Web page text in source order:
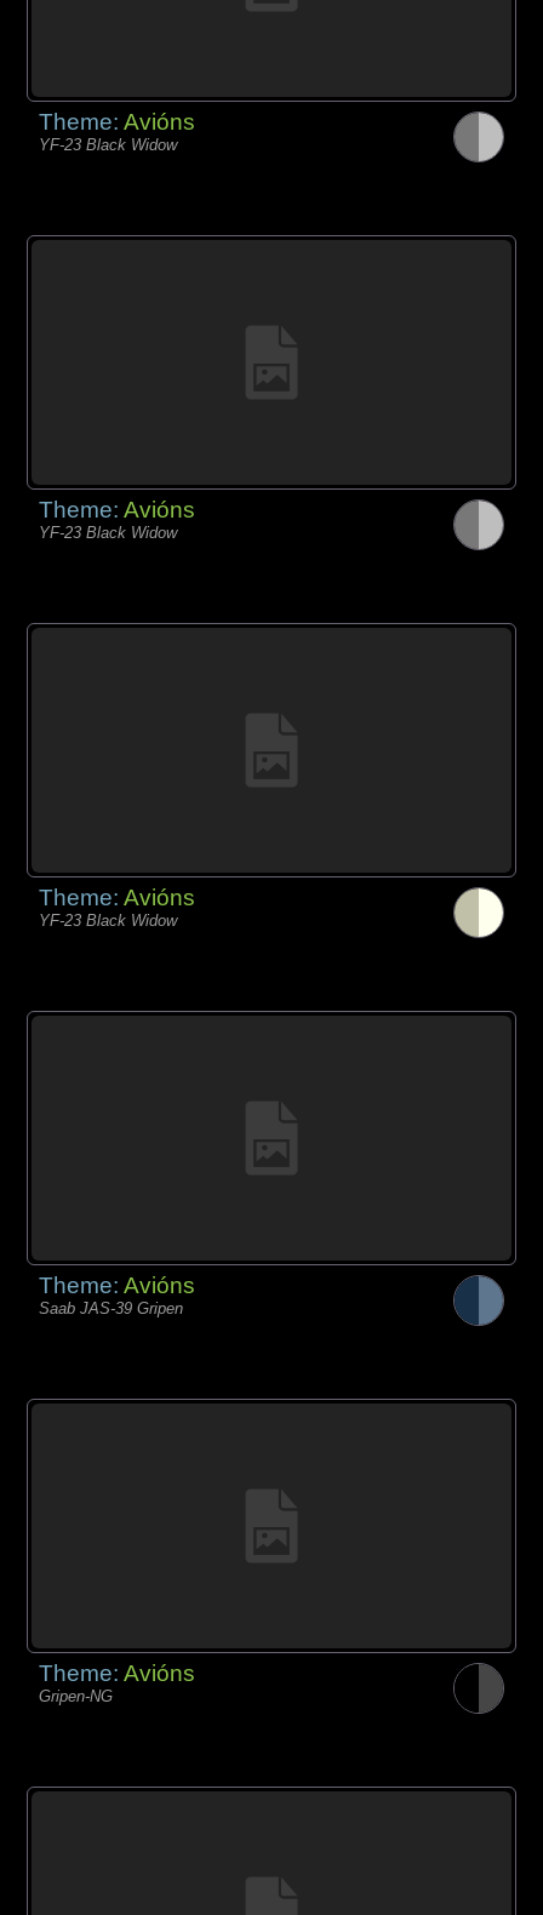
Theme:Avións
YF-23 Black Widow
Theme:Avións
YF-23 Black Widow
Theme:Avións
YF-23 Black Widow
Theme:Avións
Saab JAS-39 Gripen
Theme:Avións
Gripen-NG